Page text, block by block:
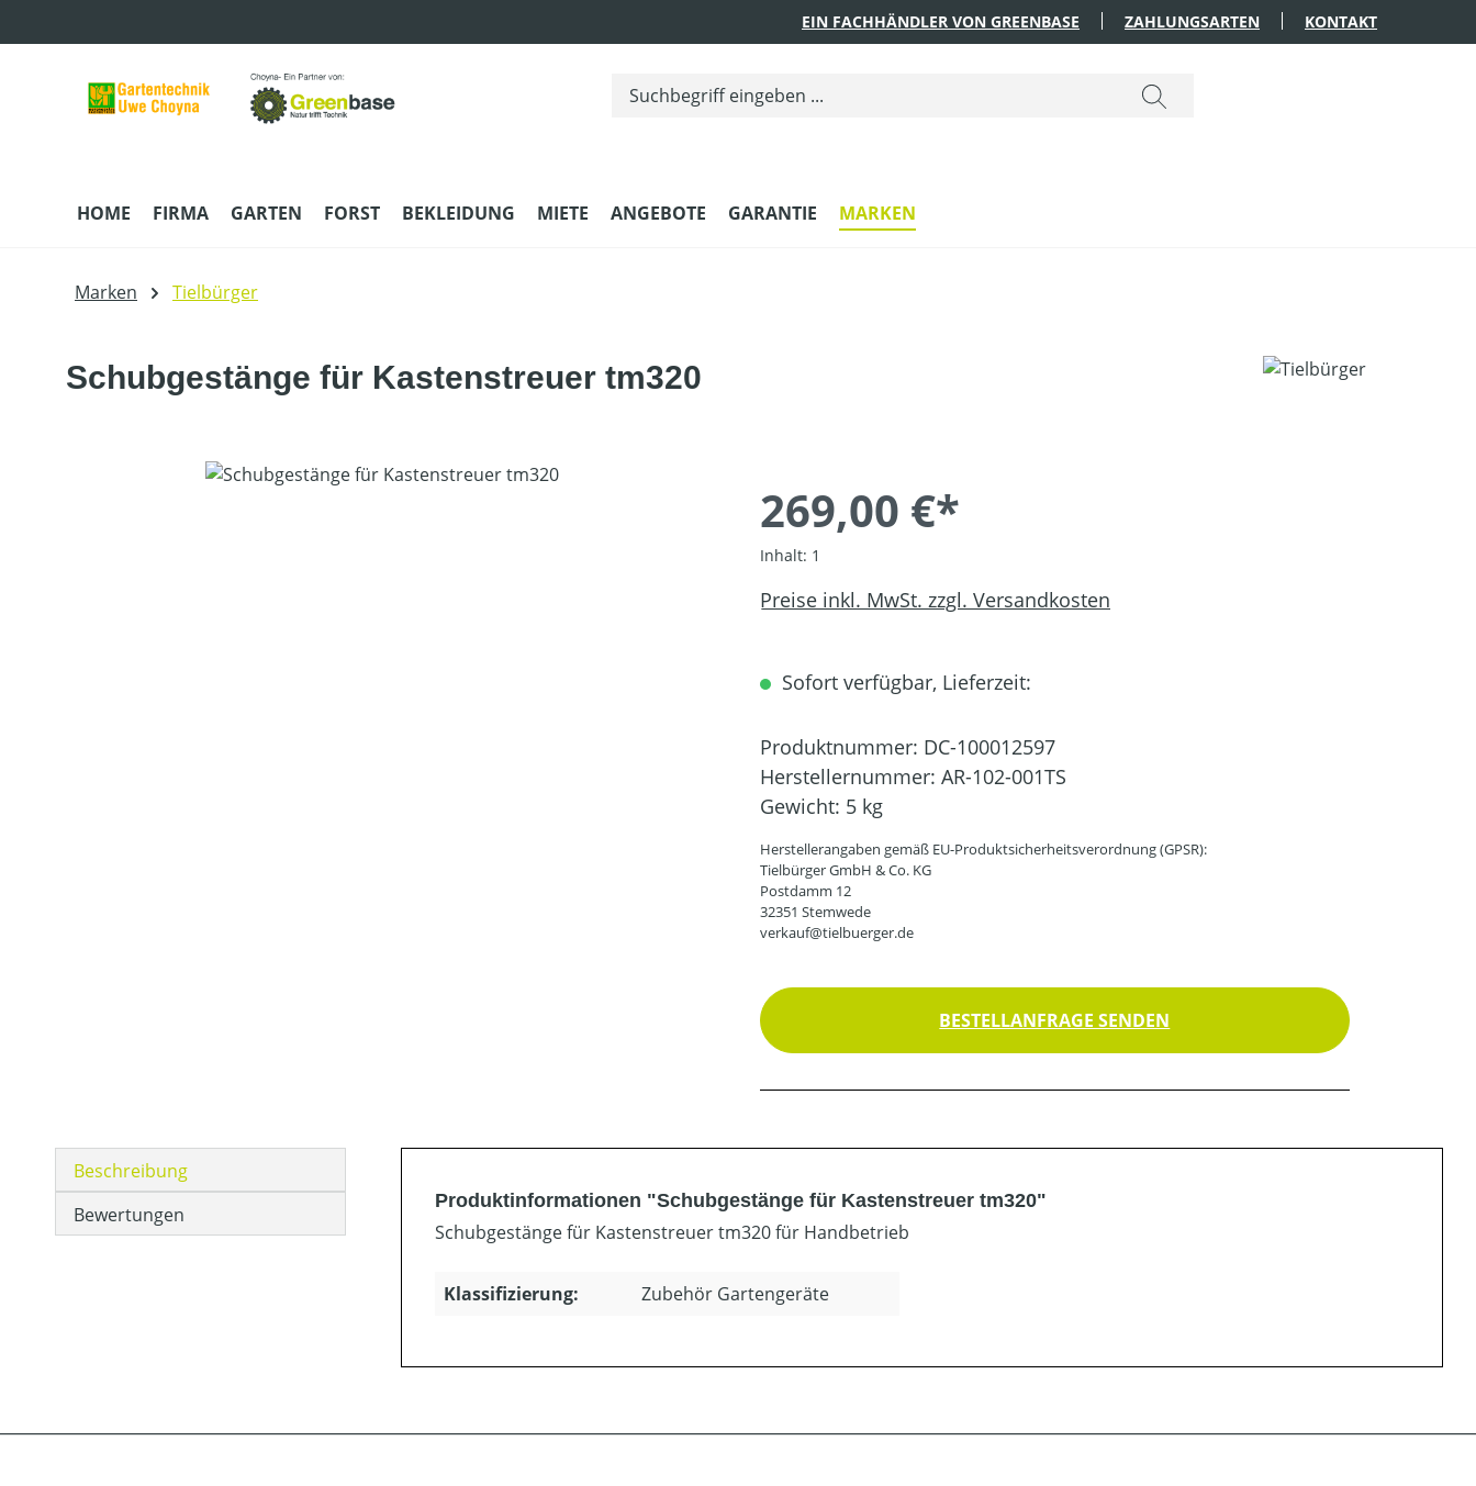
EIN FACHHÄNDLER VON GREENBASE ZAHLUNGSARTEN KONTAKT
HOME FIRMA GARTEN FORST BEKLEIDUNG MIETE ANGEBOTE GARANTIE MARKEN
Marken Tielbürger
Schubgestänge für Kastenstreuer tm320
Bildergalerie überspringen
269,00 €*
Inhalt: 1
Preise inkl. MwSt. zzgl. Versandkosten
Sofort verfügbar, Lieferzeit:
Produktnummer: DC-100012597
Herstellernummer: AR-102-001TS
Gewicht: 5 kg
Herstellerangaben gemäß EU-Produktsicherheitsverordnung (GPSR):
Tielbürger GmbH & Co. KG
Postdamm 12
32351 Stemwede
verkauf@tielbuerger.de
BESTELLANFRAGE SENDEN
Beschreibung
Bewertungen
Produktinformationen "Schubgestänge für Kastenstreuer tm320"
Schubgestänge für Kastenstreuer tm320 für Handbetrieb
Klassifizierung: Zubehör Gartengeräte